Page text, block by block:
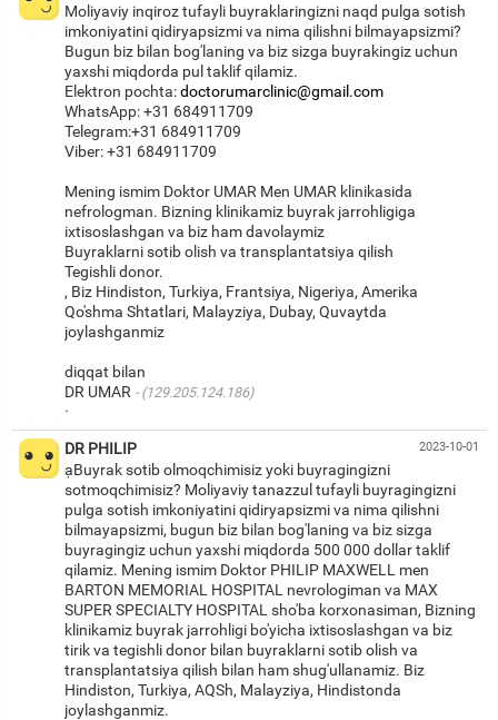
Moliyaviy inqiroz tufayli buyraklaringizni naqd pulga sotish
imkoniyatini qidiryapsizmi va nima qilishni bilmayapsizmi?
Bugun biz bilan bog'laning va biz sizga buyrakingiz uchun
yaxshi miqdorda pul taklif qilamiz.
Elektron pochta:doctorumarclinic@gmail.com
WhatsApp: +31 684911709
Telegram:+31 684911709
Viber: +31 684911709
Mening ismim Doktor UMAR Men UMAR klinikasida
nefrologman. Bizning klinikamiz buyrak jarrohligiga
ixtisoslashgan va biz ham davolaymiz
Buyraklarni sotib olish va transplantatsiya qilish
Tegishli donor.
, Biz Hindiston, Turkiya, Frantsiya, Nigeriya, Amerika
Qo'shma Shtatlari, Malayziya, Dubay, Quvaytda
joylashganmiz
diqqat bilan
DR UMAR
(129.205.124.186)
·
2023-10-01
DR PHILIP
ạBuyrak sotib olmoqchimisiz yoki buyragingizni
sotmoqchimisiz? Moliyaviy tanazzul tufayli buyragingizni
pulga sotish imkoniyatini qidiryapsizmi va nima qilishni
bilmayapsizmi, bugun biz bilan bog'laning va biz sizga
buyragingiz uchun yaxshi miqdorda 500 000 dollar taklif
qilamiz. Mening ismim Doktor PHILIP MAXWELL men
BARTON MEMORIAL HOSPITAL nevrologiman va MAX
SUPER SPECIALTY HOSPITAL sho'ba korxonasiman, Bizning
klinikamiz buyrak jarrohligi bo'yicha ixtisoslashgan va biz
tirik va tegishli donor bilan buyraklarni sotib olish va
transplantatsiya qilish bilan ham shug'ullanamiz. Biz
Hindiston, Turkiya, AQSh, Malayziya, Hindistonda
joylashganmiz.